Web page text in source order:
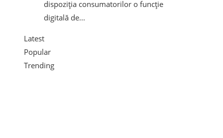
dispoziția consumatorilor o funcție
digitală de...
Latest
Popular
Trending